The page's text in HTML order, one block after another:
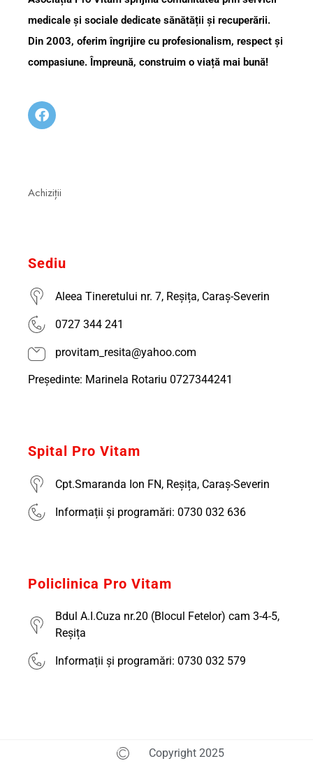
medicale și sociale dedicate sănătății și recuperării.
Din 2003, oferim îngrijire cu profesionalism, respect și
compasiune. Împreună, construim o viață mai bună!
Achiziții
Sediu
Aleea Tineretului nr. 7, Reșița, Caraș-Severin
0727 344 241
provitam_resita@yahoo.com
Președinte: Marinela Rotariu 0727344241
Spital Pro Vitam
Cpt.Smaranda Ion FN, Reșița, Caraș-Severin
Informații și programări: 0730 032 636
Policlinica Pro Vitam
Bdul A.I.Cuza nr.20 (Blocul Fetelor) cam 3-4-5,
Reșița
Informații și programări: 0730 032 579
Copyright 2025